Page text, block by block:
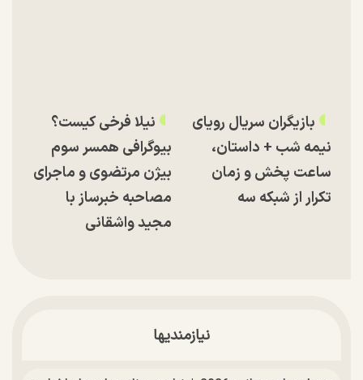
بازیگران سریال رویای
نیمه شب + داستان،
ساعت پخش و زمان
تکرار از شبکه سه
نیلا فرخی کیست؟
بیوگرافی همسر سوم
بیژن مرتضوی و ماجرای
مصاحبه خبرساز با
مجید واشقانی
نیازمندیها